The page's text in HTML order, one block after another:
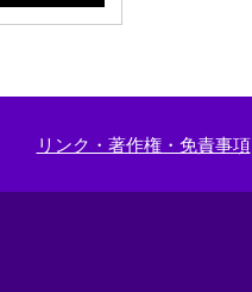
リンク・著作権・免責事項